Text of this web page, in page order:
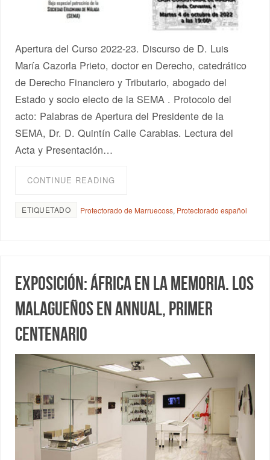
Apertura del Curso 2022-23. Discurso de D. Luis
María Cazorla Prieto, doctor en Derecho, catedrático
de Derecho Financiero y Tributario, abogado del
Estado y socio electo de la SEMA . Protocolo del
acto: Palabras de Apertura del Presidente de la
SEMA, Dr. D. Quintín Calle Carabias. Lectura del
Acta y Presentación…
CONTINUE READING
ETIQUETADO Protectorado de Marruecoss, Protectorado español
Exposición: África en la memoria. Los
malagueños en Annual, primer
centenario